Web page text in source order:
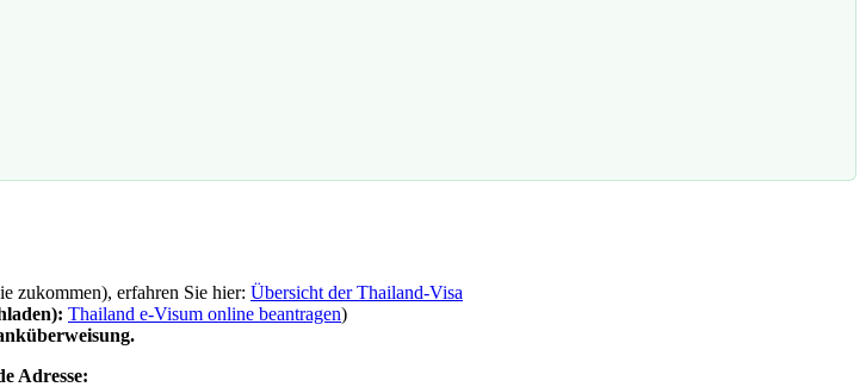
zukommen), erfahren Sie hier: Übersicht der Thailand-Visa
Thailand e-Visum online beantragen)
Adresse: